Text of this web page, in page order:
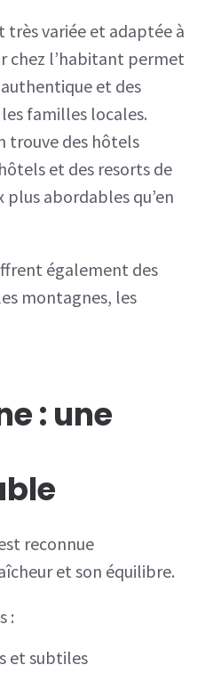
très variée et adaptée à
chez l’habitant permet
et des
familles locales.
trouve des hôtels
et des resorts de
abordables qu’en
également des
montagnes, les
: une
reconnue
et son équilibre.
:
et subtiles